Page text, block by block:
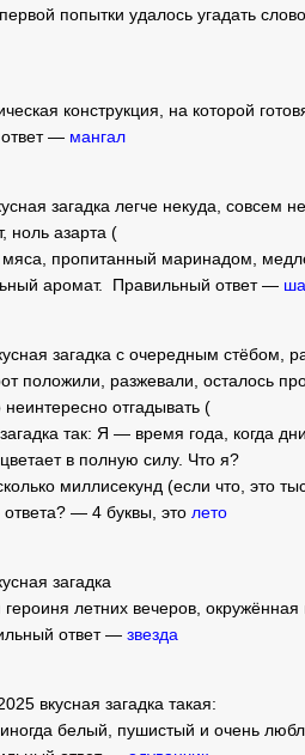
попытки удалось угадать
конструкция, на которой
— мангал
загадка легче некуда, совсем
ноль азарта (
пропитанный маринадом,
аромат. Правильный ответ —
загадка с очередным стёбом,
положили, разжевали, осталось
отгадывать (
загадка так: Я — время года, когда
в полную силу. Что я?
миллисекунд (если что, это
ответа? — 4 буквы, это лето
загадка
летних вечеров,
ответ — звезда
вкусная загадка такая:
белый, пушистый и очень